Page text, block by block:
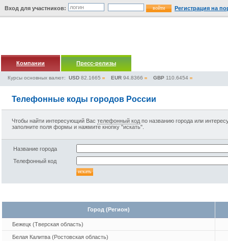
Вход для участников: Регистрация на
Компании Пресс-релизы
Курсы основных валют: USD 82.1665 EUR 94.8366 GBP 110.6454
Телефонные коды городов России
Чтобы найти интересующий Вас телефонный код по названию города или
заполните поля формы и нажмите кнопку "искать".
Название города
Телефонный код
Город (Регион)
Бежецк (Тверская область)
Белая Калитва (Ростовская область)